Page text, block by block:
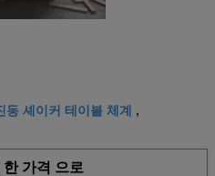
동 셰이커 테이블 체계 ,
가격 으로